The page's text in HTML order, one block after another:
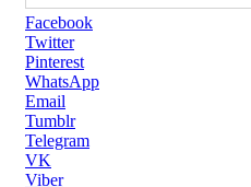
Facebook
Twitter
Pinterest
WhatsApp
Email
Tumblr
Telegram
VK
Viber